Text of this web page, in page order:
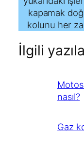
kapamak
kolunu her
İlgili
nasıl?
Gaz